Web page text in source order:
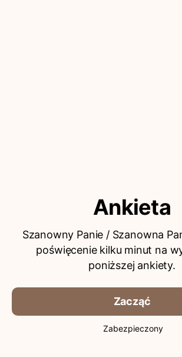
Ankieta
Szanowny Panie / Szanowna
poświęcenie kilku minut na
poniższej ankiety.
Zacząć
Zabezpieczony